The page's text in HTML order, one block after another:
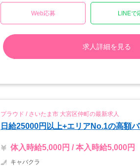
Web応募 LINEで
求人詳細を見る
プラウド / さいたま市 大宮区仲町の最新求人
日給25000円以上+エリアNo.1の高額
体入時給5,000円 / 本入時給5,000円
キャバクラ